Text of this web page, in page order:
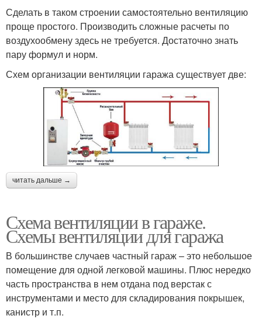
Сделать в таком строении самостоятельно вентиляцию
проще простого. Производить сложные расчеты по
воздухообмену здесь не требуется. Достаточно знать
пару формул и норм.
Схем организации вентиляции гаража существует две:
читать дальше →
Схема вентиляции в гараже.
Схемы вентиляции для гаража
В большинстве случаев частный гараж – это небольшое
помещение для одной легковой машины. Плюс нередко
часть пространства в нем отдана под верстак с
инструментами и место для складирования покрышек,
канистр и т.п.